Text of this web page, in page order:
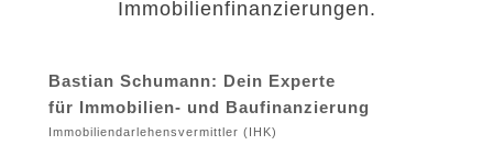
Immobilienfinanzierungen.
Bastian Schumann: Dein Experte
für Immobilien- und Baufinanzierung
Immobiliendarlehensvermittler (IHK)